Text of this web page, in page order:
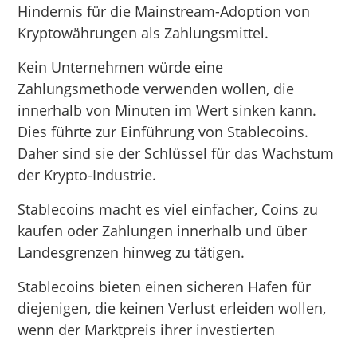
Hindernis für die Mainstream-Adoption von
Kryptowährungen als Zahlungsmittel.
Kein Unternehmen würde eine
Zahlungsmethode verwenden wollen, die
innerhalb von Minuten im Wert sinken kann.
Dies führte zur Einführung von Stablecoins.
Daher sind sie der Schlüssel für das Wachstum
der Krypto-Industrie.
Stablecoins macht es viel einfacher, Coins zu
kaufen oder Zahlungen innerhalb und über
Landesgrenzen hinweg zu tätigen.
Stablecoins bieten einen sicheren Hafen für
diejenigen, die keinen Verlust erleiden wollen,
wenn der Marktpreis ihrer investierten